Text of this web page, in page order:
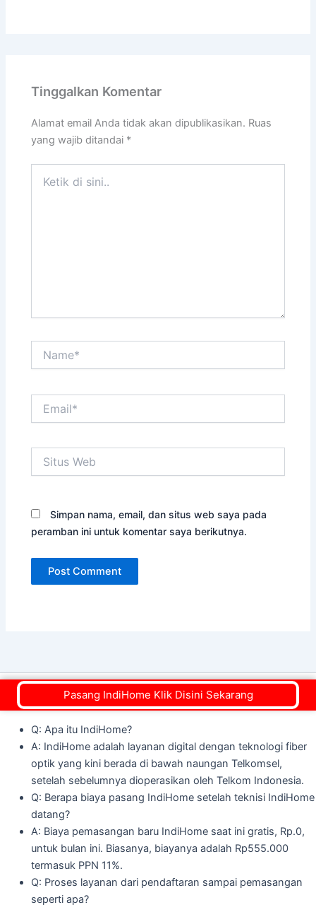
Tinggalkan Komentar
Alamat email Anda tidak akan dipublikasikan. Ruas
yang wajib ditandai *
Web
Simpan nama, email, dan situs web saya pada
peramban ini untuk komentar saya berikutnya.
FAQ Pertanyaan Yang Sering Diajukan
Q: Apa itu IndiHome?
A: IndiHome adalah layanan digital dengan teknologi fiber
optik yang kini berada di bawah naungan Telkomsel,
setelah sebelumnya dioperasikan oleh Telkom Indonesia.
Q: Berapa biaya pasang IndiHome setelah teknisi IndiHome
datang?
A: Biaya pemasangan baru IndiHome saat ini gratis, Rp.0,
untuk bulan ini. Biasanya, biayanya adalah Rp555.000
termasuk PPN 11%.
Q: Proses layanan dari pendaftaran sampai pemasangan
seperti apa?
Pasang IndiHome Klik Disini Sekarang